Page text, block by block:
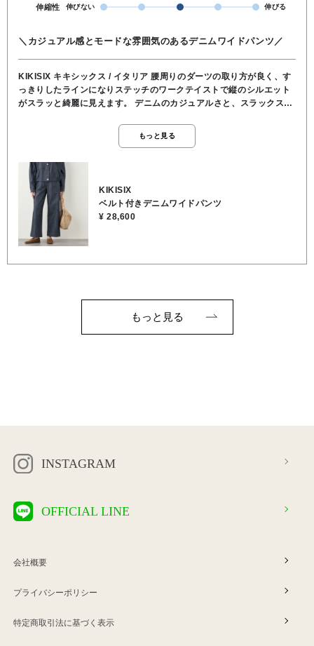
伸縮性 伸びない 伸びる
＼カジュアル感とモードな雰囲気のあるデニムワイドパンツ／
KIKISIX キキシックス / イタリア 腰周りのダーツの取り方が良く、す
っきりしたラインになりステッチのワークテイストで縦のシルエット
がスラッと綺麗に見えます。 デニムのカジュアルさと、スラックスの
見えますが、ウエストがゴム仕様になっているので、一日中履いてい
姿まで抜かりなくおしゃれに見せてくれるデニムです。 少し柔らいデ
ニム生地なのでゴワゴワせず、体に馴染む柔らかさです。 背面にある
大きめのパッチポケットは、小尻効果があるため、後ろポケットの位
置が高めなので、ヒップラインが綺麗に上がって見えます。 🖤同素材
ブローチ付きデニムジャケット （44031927-7438） ★ウエスト
69cm/股上31cm/股下69cm/裾幅26cm/渡り幅32cm/ヒップ100cm ●
お洗濯可能 ●裏地/インナー なし ●ウエスト 総ゴム ●ポケット あり ●
コットン100％
もっと見る
KIKISIX
ベルト付きデニムワイドパンツ
¥ 28,600
もっと見る
INSTAGRAM
OFFICIAL LINE
会社概要
プライバシーポリシー
特定商取引法に基づく表示